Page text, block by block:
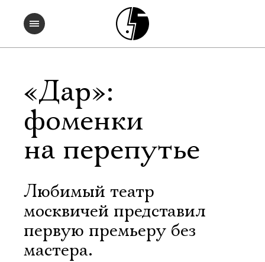
«Дар»:
фоменки
на перепутье
Любимый театр
москвичей представил
первую премьеру без
мастера.